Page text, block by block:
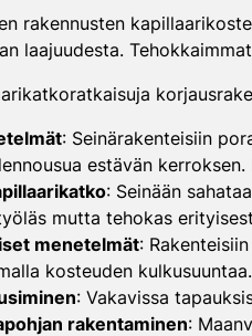
rakennusten
laajuudesta.
: Seinärakenteisiin
estävän
: Seinään
mutta tehokas
menetelmät:
kosteuden kulkusuuntaa.
: Vakavissa
rakentaminen: